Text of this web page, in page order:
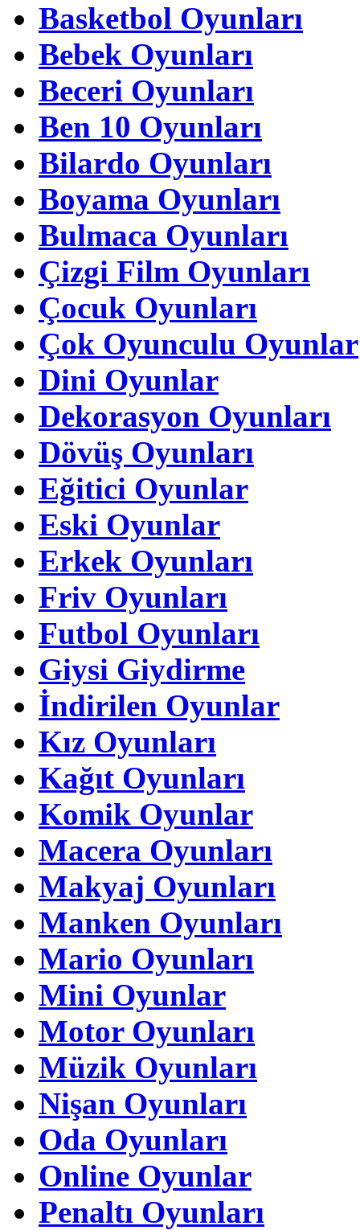
Basketbol Oyunları
Bebek Oyunları
Beceri Oyunları
Ben 10 Oyunları
Bilardo Oyunları
Boyama Oyunları
Bulmaca Oyunları
Çizgi Film Oyunları
Çocuk Oyunları
Çok Oyunculu Oyunlar
Dini Oyunlar
Dekorasyon Oyunları
Dövüş Oyunları
Eğitici Oyunlar
Eski Oyunlar
Erkek Oyunları
Friv Oyunları
Futbol Oyunları
Giysi Giydirme
İndirilen Oyunlar
Kız Oyunları
Kağıt Oyunları
Komik Oyunlar
Macera Oyunları
Makyaj Oyunları
Manken Oyunları
Mario Oyunları
Mini Oyunlar
Motor Oyunları
Müzik Oyunları
Nişan Oyunları
Oda Oyunları
Online Oyunlar
Penaltı Oyunları